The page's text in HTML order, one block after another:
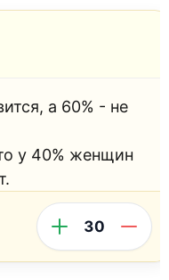
а 60% - не
у 40% женщин
30